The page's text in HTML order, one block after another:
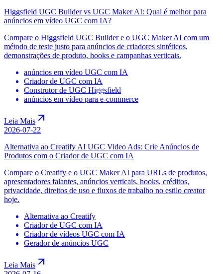
Higgsfield UGC Builder vs UGC Maker AI: Qual é melhor para
anúncios em vídeo UGC com IA?
Compare o Higgsfield UGC Builder e o UGC Maker AI com um
método de teste justo para anúncios de criadores sintéticos,
demonstrações de produto, hooks e campanhas verticais.
anúncios em vídeo UGC com IA
Criador de UGC com IA
Construtor de UGC Higgsfield
anúncios em vídeo para e-commerce
Leia Mais
2026-07-22
Alternativa ao Creatify AI UGC Video Ads: Crie Anúncios de
Produtos com o Criador de UGC com IA
Compare o Creatify e o UGC Maker AI para URLs de produtos,
apresentadores falantes, anúncios verticais, hooks, créditos,
privacidade, direitos de uso e fluxos de trabalho no estilo creator
hoje.
Alternativa ao Creatify
Criador de UGC com IA
Criador de vídeos UGC com IA
Gerador de anúncios UGC
Leia Mais